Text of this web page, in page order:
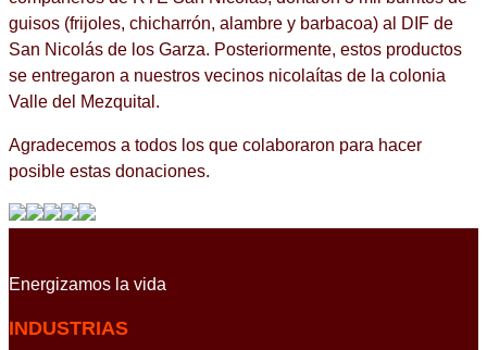
guisos (frijoles, chicharrón, alambre y barbacoa) al DIF de
San Nicolás de los Garza. Posteriormente, estos productos
se entregaron a nuestros vecinos nicolaítas de la colonia
Valle del Mezquital.
Agradecemos a todos los que colaboraron para hacer
posible estas donaciones.
Energizamos la vida
INDUSTRIAS